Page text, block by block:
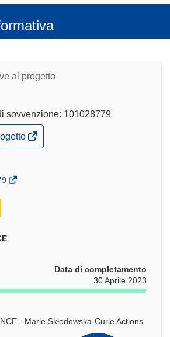
al progetto
sovvenzione: 101028779
Data di completamento
30 Aprile 2023
- Marie Skłodowska-Curie Actions